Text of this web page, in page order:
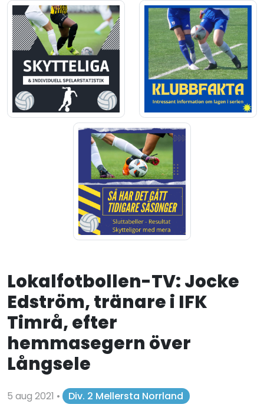
Lokalfotbollen-TV: Jocke
Edström, tränare i IFK
Timrå, efter
hemmasegern över
Långsele
5 aug 2021 • Div. 2 Mellersta Norrland